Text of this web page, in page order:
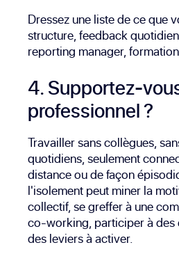
Dressez une liste de ce que
structure, feedback
reporting manager,
4. Supportez-
professionnel ?
Travailler sans collègues,
quotidiens, seulement
distance ou de façon
l'isolement peut miner la
collectif, se greffer à une
co-working, participer à des
des leviers à activer.